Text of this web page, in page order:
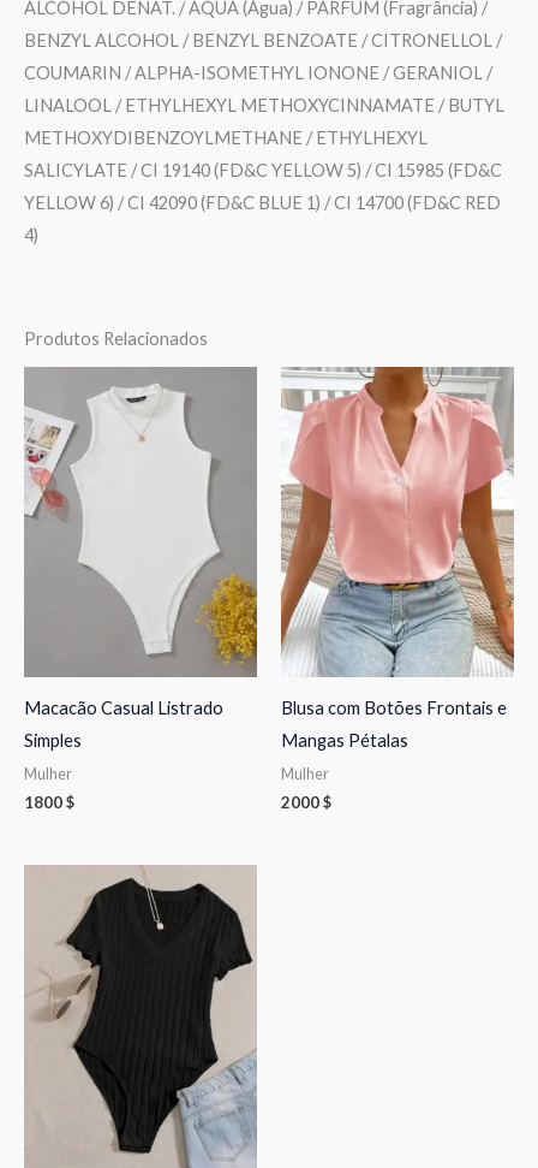
ALCOHOL DENAT. / AQUA (Água) / PARFUM (Fragrância) /
BENZYL ALCOHOL / BENZYL BENZOATE / CITRONELLOL /
COUMARIN / ALPHA-ISOMETHYL IONONE / GERANIOL /
LINALOOL / ETHYLHEXYL METHOXYCINNAMATE / BUTYL
METHOXYDIBENZOYLMETHANE / ETHYLHEXYL
SALICYLATE / CI 19140 (FD&C YELLOW 5) / CI 15985 (FD&C
YELLOW 6) / CI 42090 (FD&C BLUE 1) / CI 14700 (FD&C RED
4)
Produtos Relacionados
Macacão Casual Listrado
Simples
Mulher
1800$
Blusa com Botões Frontais e
Mangas Pétalas
Mulher
2000$